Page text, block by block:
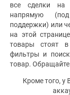
все сделки на
напрямую
поддержки) или
на этой
товары стоят в
фильтры и
товар.
Кроме того, у